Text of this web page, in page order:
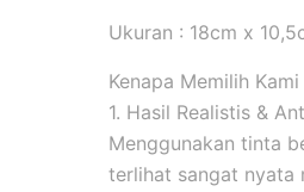
Ukuran : 18cm x
Kenapa Memilih Kami
1. Hasil Realistis &
Menggunakan tinta
terlihat sangat nyata